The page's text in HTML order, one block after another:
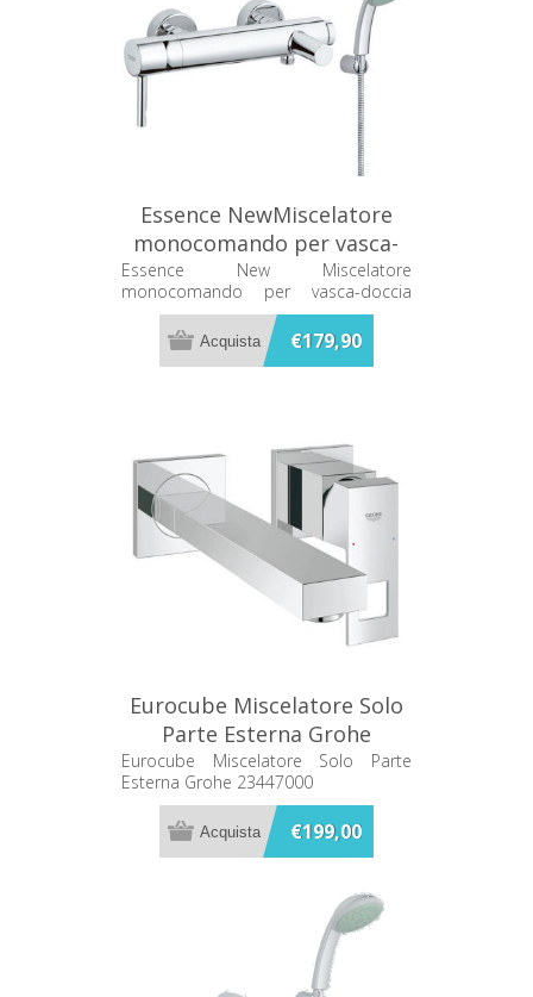
Essence NewMiscelatore
monocomando per vasca-
doccia Grohe 33628000
Essence New Miscelatore
monocomando per vasca-doccia
Grohe 33628000
€179,90
Eurocube Miscelatore Solo
Parte Esterna Grohe
23447000
Eurocube Miscelatore Solo Parte
Esterna Grohe 23447000
€199,00